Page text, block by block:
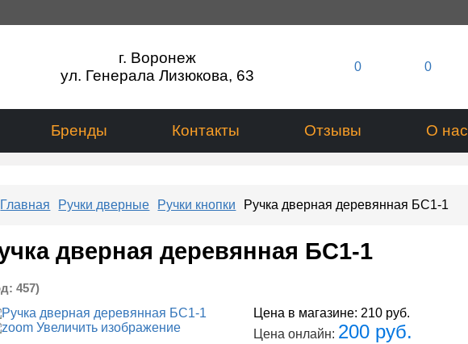
г. Воронеж
ул. Генерала Лизюкова, 63
0 0
Бренды Контакты Отзывы О нас
Главная Ручки дверные Ручки кнопки Ручка дверная деревянная БС1-1
дверная деревянная БС1-1
457)
Увеличить изображение
Цена в магазине: 210 руб.
Цена онлайн: 200 руб.